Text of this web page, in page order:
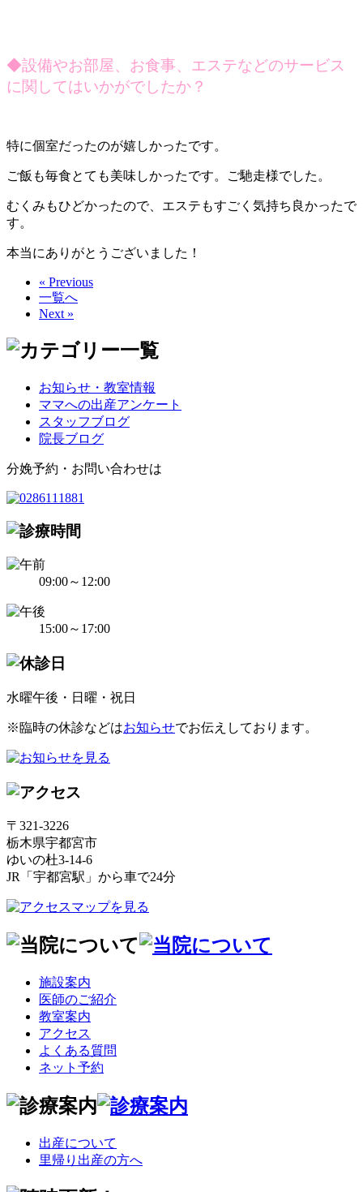
◆設備やお部屋、お食事、エステなどのサービス
に関してはいかがでしたか？
特に個室だったのが嬉しかったです。
ご飯も毎食とても美味しかったです。ご馳走様でした。
むくみもひどかったので、エステもすごく気持ち良かったで
す。
本当にありがとうございました！
« Previous
一覧へ
Next »
お知らせ・教室情報
ママへの出産アンケート
スタッフブログ
院長ブログ
分娩予約・お問い合わせは
09:00～12:00
15:00～17:00
水曜午後・日曜・祝日
※臨時の休診などはお知らせでお伝えしております。
〒321-3226
栃木県宇都宮市
ゆいの杜3-14-6
JR「宇都宮駅」から車で24分
施設案内
医師のご紹介
教室案内
アクセス
よくある質問
ネット予約
出産について
里帰り出産の方へ